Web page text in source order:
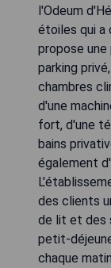
l'Odeum
étoiles qui a
propose une
parking
chambres
d'une
fort, d'une
bains
également
des clients
de lit et des
petit-
chaque